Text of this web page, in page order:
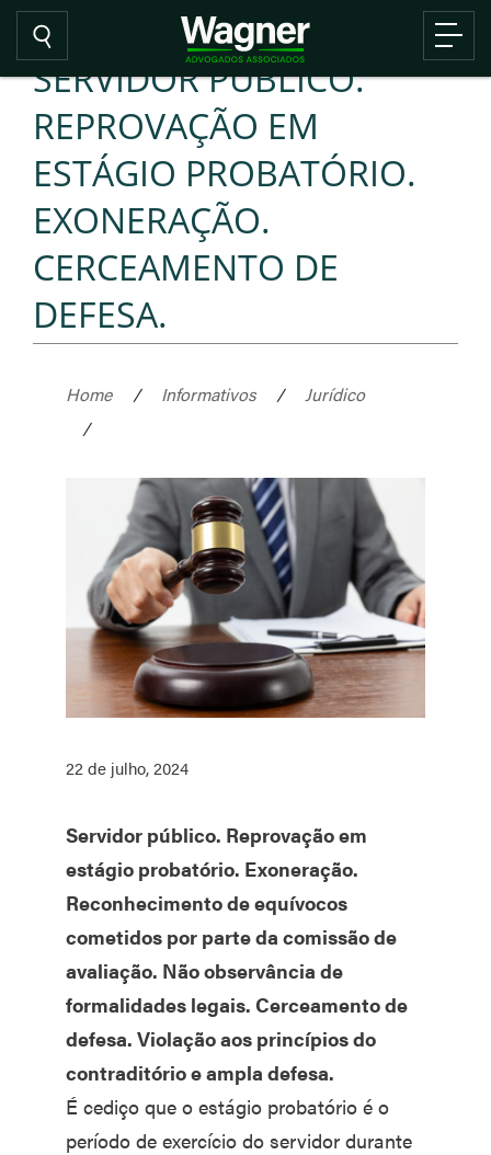
SERVIDOR PÚBLICO.
REPROVAÇÃO EM
ESTÁGIO PROBATÓRIO.
EXONERAÇÃO.
CERCEAMENTO DE
DEFESA.
Home / Informativos /
Jurídico
/
22 de julho, 2024
Servidor público. Reprovação em
estágio probatório. Exoneração.
Reconhecimento de equívocos
cometidos por parte da comissão de
avaliação. Não observância de
formalidades legais. Cerceamento de
defesa. Violação aos princípios do
contraditório e ampla defesa.
É cediço que o estágio probatório é o
período de exercício do servidor durante